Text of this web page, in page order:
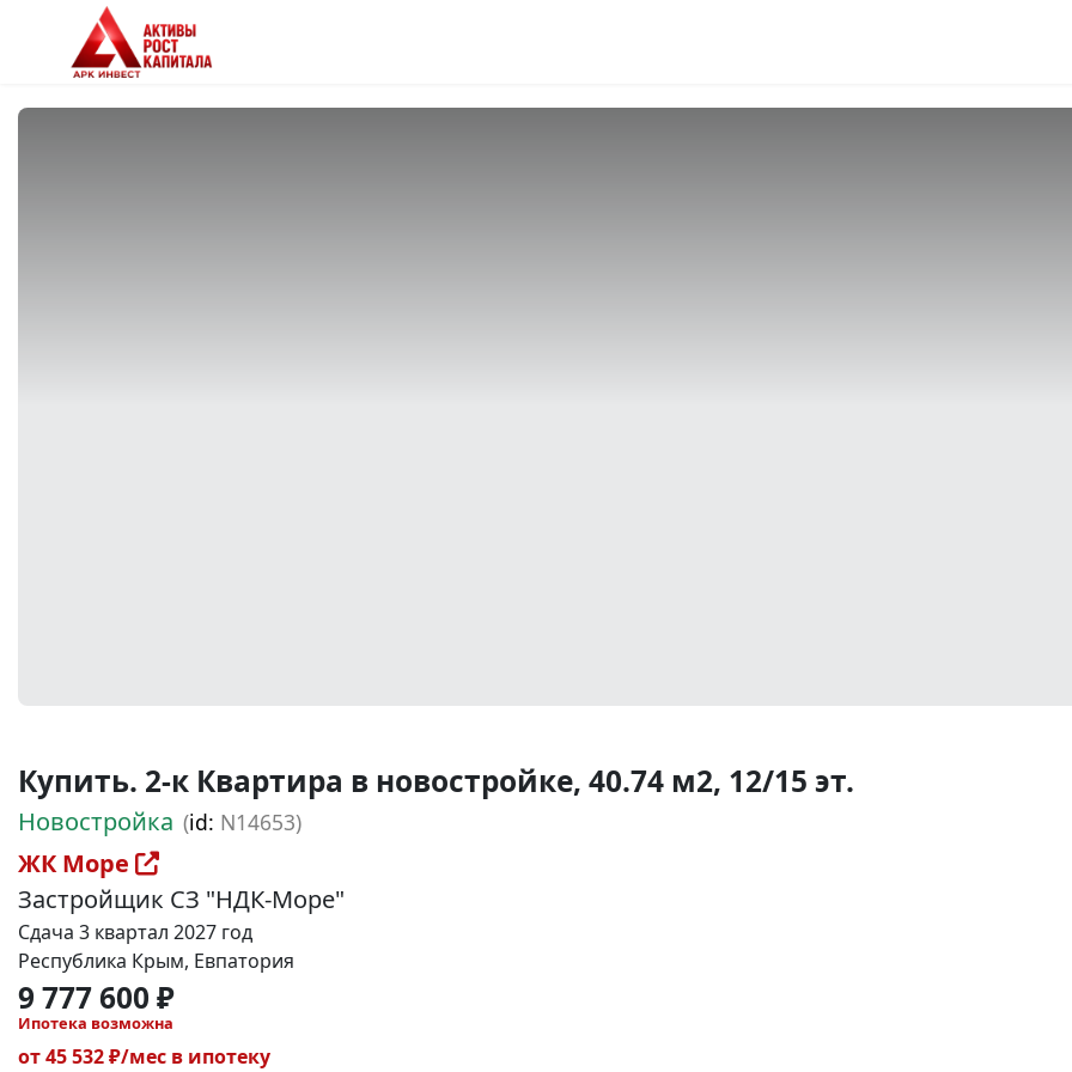
Купить. 2-к Квартира в новостройке, 40.74 м2, 12/15 эт.
Новостройка (id: N14653)
ЖК Море
Застройщик СЗ "НДК-Море"
Сдача 3 квартал 2027 год
Республика Крым, Евпатория
9 777 600 ₽
Ипотека возможна
от 45 532 ₽/мес в ипотеку